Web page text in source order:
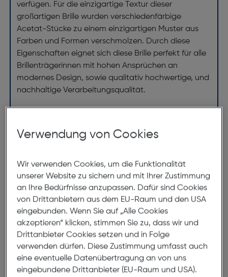
verfügen. Für die einzigartige Textur dieser
großartigen Brille wurden verschiedenfärbige
Acetat-Stücke zu einem einzigartigen Muster aus
Farben und Formen verschmolzen. Durch diese
Eigenschaften eignet sich diese Brille perfekt für alle
Brillenträgerinnen mit hohen Ansprüchen an
modernes Design, sowie qualitativ hochwertige, und
nachhaltige Verarbeitungsqualität.
Abmessungen
Steg:20mm
Glasbreite:48mm
Bügellänge:140mm
(individuell ausrichtbar)
136mm
Verwendung von Cookies
Wir verwenden Cookies, um die Funktionalität
unserer Website zu sichern und mit Ihrer Zustimmung
an Ihre Bedürfnisse anzupassen. Dafür sind Cookies
von Drittanbietern aus dem EU-Raum und den USA
eingebunden. Wenn Sie auf „Alle Cookies
akzeptieren“ klicken, stimmen Sie zu, dass wir und
Drittanbieter Cookies setzen und in Folge
verwenden dürfen. Diese Zustimmung umfasst auch
eine eventuelle Datenübertragung an von uns
eingebundene Drittanbieter (EU-Raum und USA).